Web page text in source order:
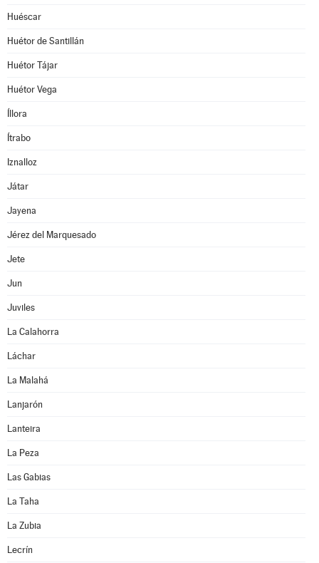
Huéscar
Huétor de Santillán
Huétor Tájar
Huétor Vega
Íllora
Ítrabo
Iznalloz
Játar
Jayena
Jérez del Marquesado
Jete
Jun
Juviles
La Calahorra
Láchar
La Malahá
Lanjarón
Lanteira
La Peza
Las Gabias
La Taha
La Zubia
Lecrín